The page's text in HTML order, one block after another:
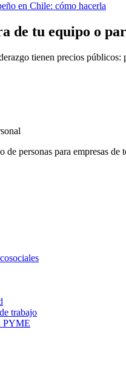
en Chile: cómo hacerla
de tu equipo o
tienen precios públicos:
de personas para empresas
trabajo
PYME